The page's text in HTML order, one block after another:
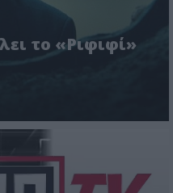
το «Ριφιφί»